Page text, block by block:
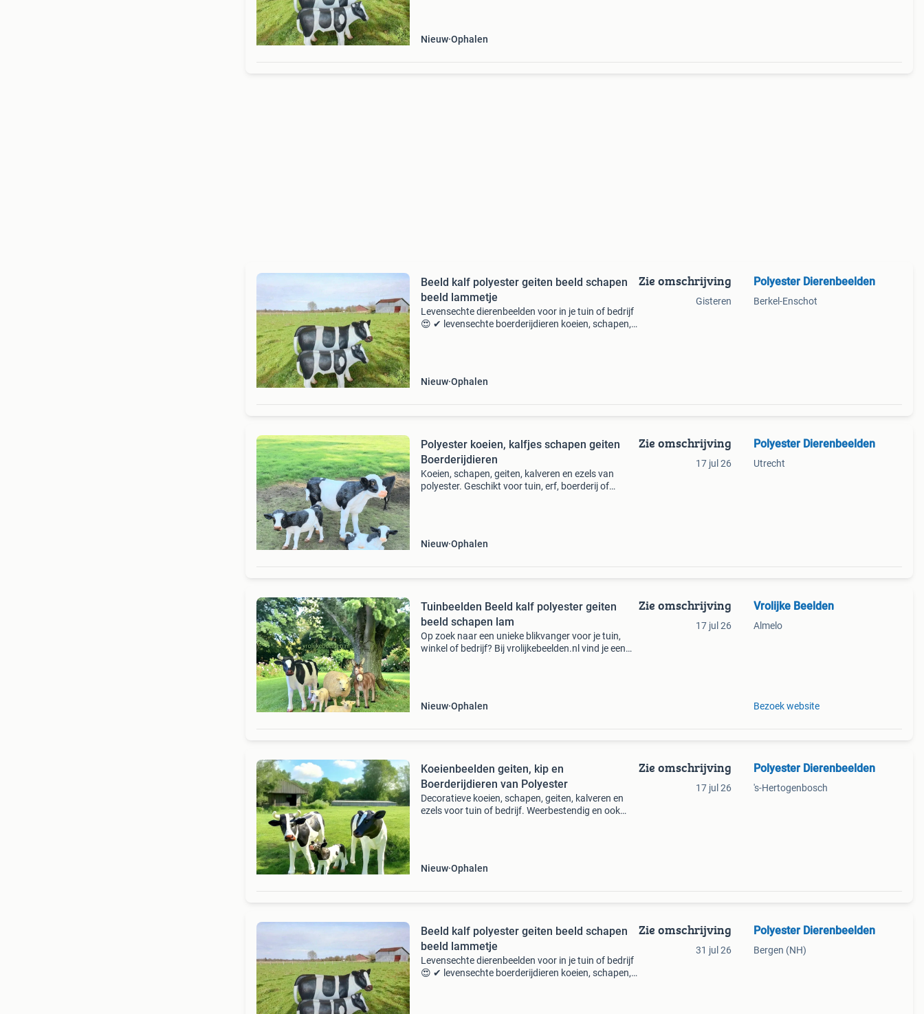
Nieuw Ophalen
Beeld kalf polyester geiten beeld schapen
beeld lammetje
Levensechte dierenbeelden voor in je tuin of bedrijf
😍 ✔ levensechte boerderijdieren koeien, schapen,
Nieuw Ophalen
Zie omschrijving
Gisteren
Polyester Dierenbeelden
Berkel-Enschot
Polyester koeien, kalfjes schapen geiten
Boerderijdieren
Koeien, schapen, geiten, kalveren en ezels van
polyester. Geschikt voor tuin, erf, boerderij of
Nieuw Ophalen
Zie omschrijving
17 jul 26
Polyester Dierenbeelden
Utrecht
Tuinbeelden Beeld kalf polyester geiten
beeld schapen lam
Op zoek naar een unieke blikvanger voor je tuin,
winkel of bedrijf? Bij vrolijkebeelden.nl vind je een
Nieuw Ophalen
Zie omschrijving
17 jul 26
Vrolijke Beelden
Almelo
Bezoek website
Koeienbeelden geiten, kip en
Boerderijdieren van Polyester
Decoratieve koeien, schapen, geiten, kalveren en
ezels voor tuin of bedrijf. Weerbestendig en ook
Nieuw Ophalen
Zie omschrijving
17 jul 26
Polyester Dierenbeelden
's-Hertogenbosch
Beeld kalf polyester geiten beeld schapen
beeld lammetje
Levensechte dierenbeelden voor in je tuin of bedrijf
😍 ✔ levensechte boerderijdieren koeien, schapen,
Zie omschrijving
31 jul 26
Polyester Dierenbeelden
Bergen (NH)